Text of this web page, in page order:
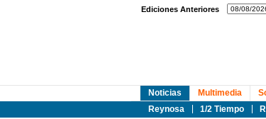
Ediciones Anteriores
Noticias
Reynosa
1/2 Tiempo
Multimedia